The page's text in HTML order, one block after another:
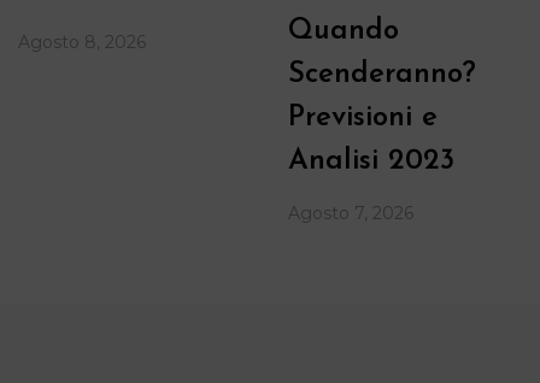
Agosto 8, 2026
Quando
Scenderanno?
Previsioni e
Analisi 2023
Agosto 7, 2026